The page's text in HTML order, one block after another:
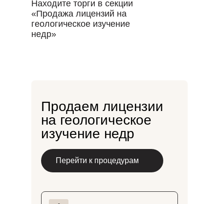
Находите торги в секции
«Продажа лицензий на
геологическое изучение
недр»
Продаем лицензии
на геологическое
изучение недр
Перейти к процедурам